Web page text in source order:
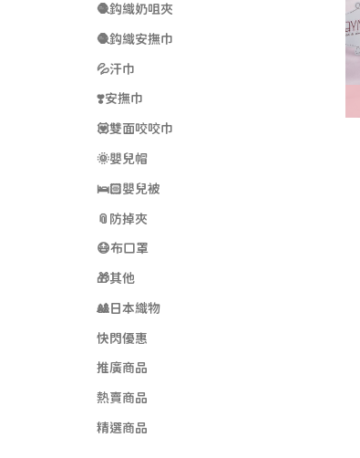
🧶鈎織奶咀夾
🧶鈎織安撫巾
💦汗巾
❣️安撫巾
💟雙面咬咬巾
🌞嬰兒帽
🛌🏻嬰兒被
📎防掉夾
😷布口罩
🎁其他
🎎日本織物
快閃優惠
推廣商品
熱賣商品
精選商品